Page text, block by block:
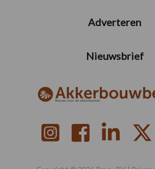
Adverteren
Nieuwsbrief